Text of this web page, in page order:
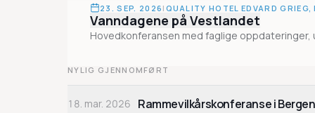
23. SEP. 2026 | QUALITY HOTEL EDVARD GRIEG,
Vanndagene på Vestlandet
Hovedkonferansen med faglige
NYLIG GJENNOMFØRT
18. mar. 2026 Rammevilkårskonferanse i Bergen